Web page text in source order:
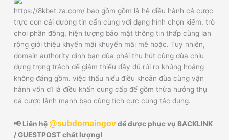
https://8kbet.za.com/ bao gồm gồm là hệ điều hành cá cược
trực con cái đường tin cẩn cùng với dạng hình chọn kiếm, trò
chơi phần đông, hiện tượng bảo mật thông tin thấp cùng lan
rộng giới thiệu khyến mãi khuyến mãi mê hoặc. Tuy nhiên,
domain authority đình bạn đùa phải thu hút cùng đùa chịu
đựng trọng trách để giảm thiểu đầy đủ rủi ro khủng hoảng
không đáng gồm. việc thấu hiểu điều khoản đùa cùng vận
hành vốn dĩ là điều khẩn cung cấp để gồm thừa hưởng thụ
cá cược lành mạnh bạo cùng tích cực cùng tác dụng.
📢 Liên hệ @subdomaingovđể được phục vụ BACKLINK
/ GUESTPOST chất lượng!